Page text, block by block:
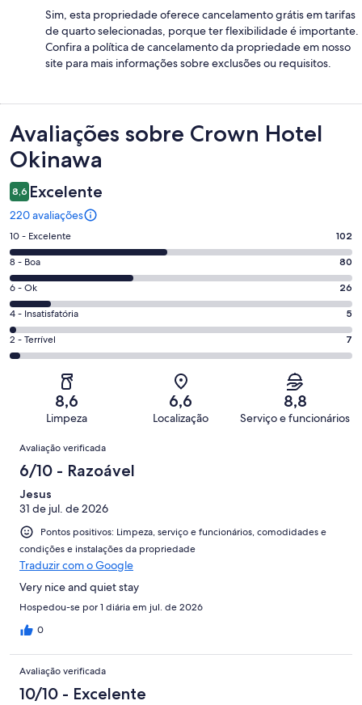
Sim, esta propriedade oferece cancelamento grátis em tarifas
de quarto selecionadas, porque ter flexibilidade é importante.
Confira a política de cancelamento da propriedade em nosso
site para mais informações sobre exclusões ou requisitos.
Avaliações
Avaliações sobre Crown Hotel
Okinawa
8,6 Excelente
220 avaliações
Nota
10
-
Excelente.
102
de
220
avaliações
10 - Excelente 102
Nota
8
-
Boa.
80
de
avaliações
8 - Boa 80
Nota
6
-
Ok.
26
avaliações
6 - Ok 26
Nota
4
-
4 - Insatisfatória 5
Nota
2
220
2 - Terrível 7
8,6
Limpeza
6,6
Localização
8,8
Serviço e funcionários
Avaliações
Avaliação verificada
6/10 - Razoável
Jesus
31 de jul. de 2026
Pontos positivos: Limpeza, serviço e funcionários, comodidades e
condições e instalações da propriedade
Traduzir com o Google
Very nice and quiet stay
Hospedou-se por 1 diária em jul. de 2026
0
Avaliação verificada
10/10 - Excelente